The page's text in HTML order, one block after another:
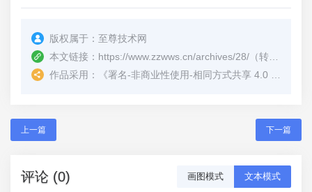
版权属于： 至尊技术网
本文链接： https://www.zzwws.cn/archives/28/ （转载时请注明本文出处及文章链接）
作品采用：
《署名-非商业性使用-相同方式共享 4.0 国际 (CC BY-NC-SA 4.0)
上一篇 下一篇
评论 (0) 画图模式 文本模式